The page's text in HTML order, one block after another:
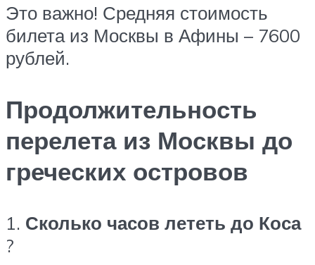
Это важно! Средняя стоимость
билета из Москвы в Афины – 7600
рублей.
Продолжительность
перелета из Москвы до
греческих островов
1. Сколько часов лететь до Коса
?